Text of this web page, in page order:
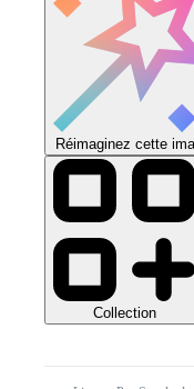
Réimaginez cette
Collection